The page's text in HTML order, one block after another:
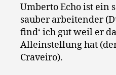
Umberto Echo ist ein
sauber arbeitender
find‘ ich gut weil er
Alleinstellung hat
Craveiro).